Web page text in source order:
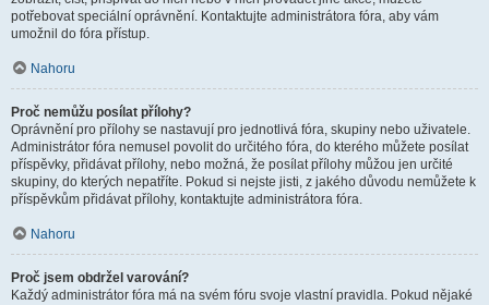
potřebovat speciální oprávnění. Kontaktujte administrátora fóra, aby vám
umožnil do fóra přístup.
Nahoru
Proč nemůžu posílat přílohy?
Oprávnění pro přílohy se nastavují pro jednotlivá fóra, skupiny nebo uživatele.
Administrátor fóra nemusel povolit do určitého fóra, do kterého můžete posílat
příspěvky, přidávat přílohy, nebo možná, že posílat přílohy můžou jen určité
skupiny, do kterých nepatříte. Pokud si nejste jisti, z jakého důvodu nemůžete k
příspěvkům přidávat přílohy, kontaktujte administrátora fóra.
Nahoru
Proč jsem obdržel varování?
Každý administrátor fóra má na svém fóru svoje vlastní pravidla. Pokud nějaké